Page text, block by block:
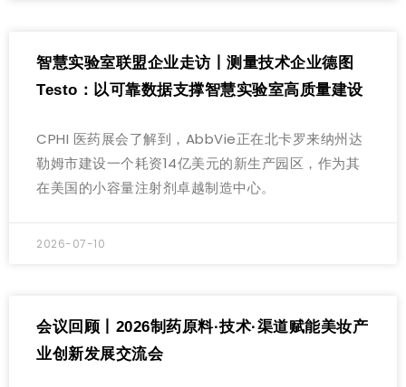
智慧实验室联盟企业走访丨测量技术企业德图
Testo：以可靠数据支撑智慧实验室高质量建设
CPHI 医药展会了解到，AbbVie正在北卡罗来纳州达
勒姆市建设一个耗资14亿美元的新生产园区，作为其
在美国的小容量注射剂卓越制造中心。
2026-07-10
会议回顾丨2026制药原料·技术·渠道赋能美妆产
业创新发展交流会